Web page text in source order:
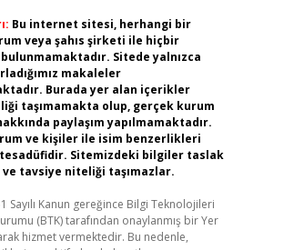
Bu internet sitesi, herhangi bir
veya şahıs şirketi ile hiçbir
bulunmamaktadır. Sitede yalnızca
makaleler
Burada yer alan içerikler
taşımamakta olup, gerçek kurum
paylaşım yapılmamaktadır.
ve kişiler ile isim benzerlikleri
Sitemizdeki bilgiler taslak
tavsiye niteliği taşımazlar.
Sayılı Kanun gereğince Bilgi Teknolojileri
(BTK) tarafından onaylanmış bir Yer
hizmet vermektedir. Bu nedenle,